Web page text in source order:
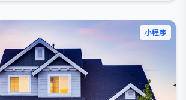
小程序